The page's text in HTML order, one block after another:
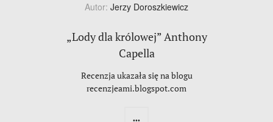
Autor: Jerzy Doroszkiewicz
„Lody dla królowej” Anthony
Capella
Recenzja ukazała się na blogu
recenzjeami.blogspot.com
...